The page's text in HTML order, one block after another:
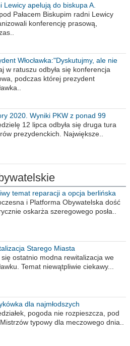
Lewicy apelują do biskupa A.
Meringa
Pałacem Biskupim radni Lewicy
konferencję prasową,
Włocławka:"Dyskutujmy, ale nie
się”
w ratuszu odbyła się konferencja
podczas której prezydent
2020. Wyniki PKW z ponad 99
obwodów
12 lipca odbyła się druga tura
prezydenckich. Największe..
temat reparacji a opcja berlińska
i Platforma Obywatelska dość
oskarża szeregowego posła..
Starego Miasta
się ostatnio modna rewitalizacja we
Temat niewątpliwie ciekawy...
dla najmłodszych
pogoda nie rozpieszcza, pod
typowy dla meczowego dnia..